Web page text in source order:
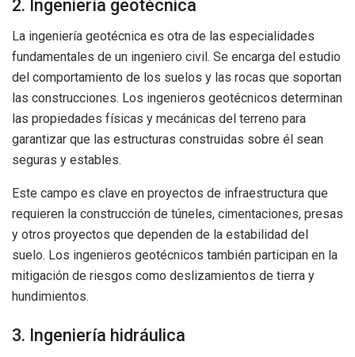
2. Ingeniería geotécnica
La ingeniería geotécnica es otra de las especialidades
fundamentales de un ingeniero civil. Se encarga del estudio
del comportamiento de los suelos y las rocas que soportan
las construcciones. Los ingenieros geotécnicos determinan
las propiedades físicas y mecánicas del terreno para
garantizar que las estructuras construidas sobre él sean
seguras y estables.
Este campo es clave en proyectos de infraestructura que
requieren la construcción de túneles, cimentaciones, presas
y otros proyectos que dependen de la estabilidad del
suelo. Los ingenieros geotécnicos también participan en la
mitigación de riesgos como deslizamientos de tierra y
hundimientos.
3. Ingeniería hidráulica